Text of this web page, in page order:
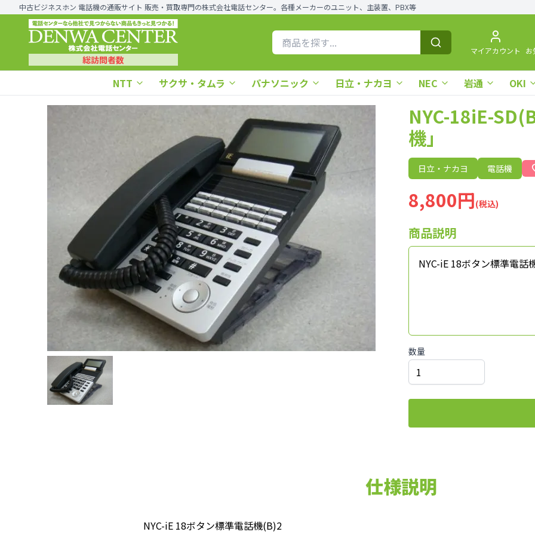
中古ビジネスホン 電話機の通販サイト 販売・買取専門の株式会社電話センター。各種メーカーのユニット、主装置、PBX等
総訪問者数
マイアカウント お
NTT サクサ・タムラ パナソニック 日立・ナカヨ NEC 岩通 OKI
NYC-18iE-
機」
日立・ナカヨ 電話機
8,800円(税込)
商品説明
NYC-iE 18ボタン標準電話
数量
仕様説明
NYC-iE 18ボタン標準電話機(B)2